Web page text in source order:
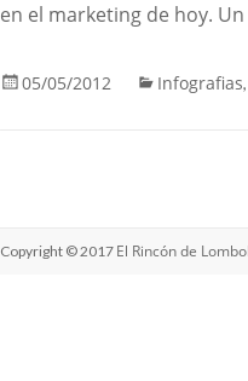
en el marketing de hoy.
05/05/2012 Infografias,
Copyright © 2017 El Rincón de